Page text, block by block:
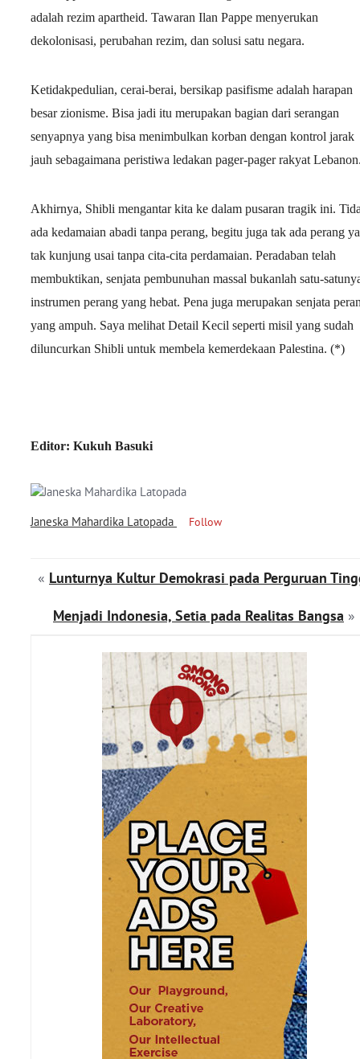
adalah rezim apartheid. Tawaran Ilan Pappe menyerukan
dekolonisasi, perubahan rezim, dan solusi satu negara.
Ketidakpedulian, cerai-berai, bersikap pasifisme adalah harapan
besar zionisme. Bisa jadi itu merupakan bagian dari serangan
senyapnya yang bisa menimbulkan korban dengan kontrol jarak
jauh sebagaimana peristiwa ledakan pager-pager rakyat
Akhirnya, Shibli mengantar kita ke dalam pusaran tragik ini.
ada kedamaian abadi tanpa perang, begitu juga tak ada perang
tak kunjung usai tanpa cita-cita perdamaian. Peradaban telah
membuktikan, senjata pembunuhan massal bukanlah satu-
instrumen perang yang hebat. Pena juga merupakan senjata
yang ampuh. Saya melihat Detail Kecil seperti misil yang sudah
diluncurkan Shibli untuk membela kemerdekaan Palestina. (*)
Editor: Kukuh Basuki
Janeska Mahardika Latopada Follow
« Lunturnya Kultur Demokrasi pada Perguruan
Menjadi Indonesia, Setia pada Realitas Bangsa »